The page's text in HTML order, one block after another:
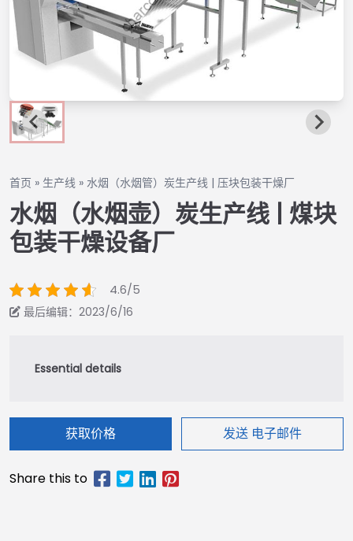
首页 » 生产线 » 水烟（水烟管）炭生产线 | 压块包装干燥厂
水烟（水烟壶）炭生产线 | 煤块
包装干燥设备厂
4.6/5
最后编辑：2023/6/16
获取价格 发送 电子邮件